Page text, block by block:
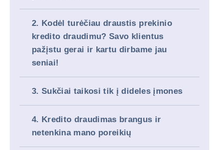
2. Kodėl turėčiau draustis prekinio
kredito draudimu? Savo klientus
pažįstu gerai ir kartu dirbame jau
seniai!
3. Sukčiai taikosi tik į dideles įmones
4. Kredito draudimas brangus ir
netenkina mano poreikių